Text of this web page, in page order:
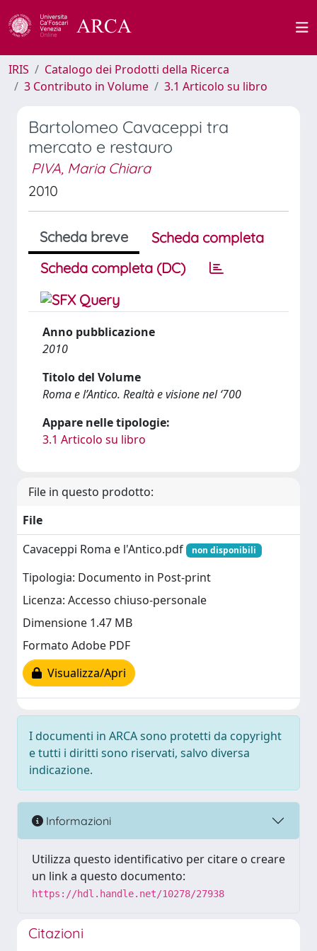
IRIS
Catalogo dei Prodotti della Ricerca
3 Contributo in Volume
3.1 Articolo su libro
Bartolomeo Cavaceppi tra
mercato e restauro
PIVA, Maria Chiara
2010
Scheda breve
Scheda completa
Scheda completa (DC)
Anno pubblicazione
2010
Titolo del Volume
Roma e l’Antico. Realtà e visione nel ‘700
Appare nelle tipologie:
3.1 Articolo su libro
File in questo prodotto:
File
Cavaceppi Roma e l'Antico.pdf
non disponibili
Tipologia: Documento in Post-print
Licenza: Accesso chiuso-personale
Dimensione 1.47 MB
Formato Adobe PDF
Visualizza/Apri
I documenti in ARCA sono protetti da copyright
e tutti i diritti sono riservati, salvo diversa
indicazione.
Informazioni
Utilizza questo identificativo per citare o creare
un link a questo documento:
https://hdl.handle.net/10278/27938
Citazioni